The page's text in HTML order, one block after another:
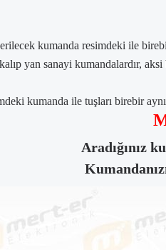
kumanda resimdeki ile
yan sanayi kumandalardır,
kumanda ile tuşları birebir aynı
Aradığınız